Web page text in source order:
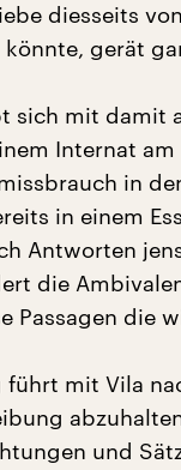
diesseits
gerät
sich mit damit
Internat
in
in einem
Antworten
die
Passagen die
führt mit Vila
und